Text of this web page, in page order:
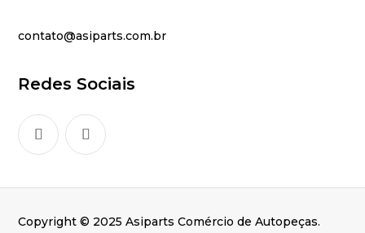
contato@asiparts.com.br
Redes Sociais
Copyright © 2025 Asiparts Comércio de Autopeças.